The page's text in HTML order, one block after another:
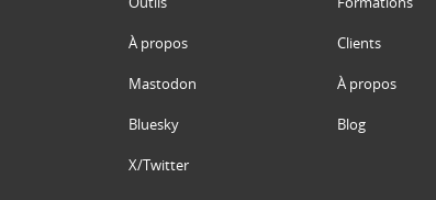
À propos
Mastodon
Bluesky
X/Twitter
Clients
À propos
Blog